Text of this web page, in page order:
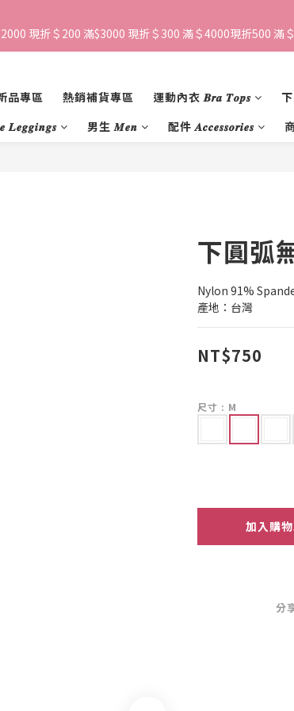
現折＄200 滿$3000 現折＄300 滿＄4000現折500 滿
品專區 熱銷補貨專區 運動內衣 𝑩𝒓𝒂 𝑻𝒐𝒑𝒔
𝑳𝒆𝒈𝒈𝒊𝒏𝒈𝒔
男生 𝑴𝒆𝒏 配件 𝑨𝒄𝒄𝒆𝒔𝒔𝒐𝒓𝒊𝒆𝒔
下圓弧
Nylon 91%
產地：台灣
NT$750
尺寸 : M
加入購
分